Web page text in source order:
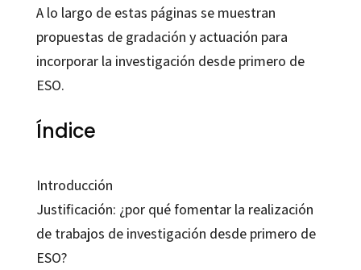
A lo largo de estas páginas se muestran
propuestas de gradación y actuación para
incorporar la investigación desde primero de
ESO.
Índice
Introducción
Justificación: ¿por qué fomentar la realización
de trabajos de investigación desde primero de
ESO?